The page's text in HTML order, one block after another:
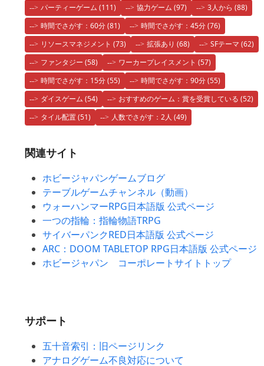
パーティーゲーム (111) 協力ゲーム (97) 3人から (88)
時間でさがす：60分(81) 時間でさがす：45分(76)
リソースマネジメント (73) 拡張あり (68) SFテーマ (62)
ファンタジー (58) ワーカープレイスメント (57)
時間でさがす：15分(55) 時間でさがす：90分(55)
ダイスゲーム (54) おすすめのゲーム：賞を受賞している (52)
タイル配置(51) 人数でさがす：2人 (49)
関連サイト
ホビージャパンゲームブログ
テーブルゲームチャンネル（動画）
ウォーハンマーRPG日本語版 公式ページ
一つの指輪：指輪物語TRPG
サイバーパンクRED日本語版 公式ページ
ARC：DOOM TABLETOP RPG日本語版 公式ページ
ホビージャパン コーポレートサイトトップ
サポート
五十音索引：旧ページリンク
アナログゲーム不良対応について